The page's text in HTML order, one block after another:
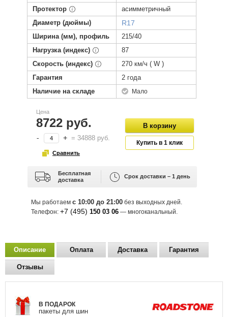
Протектор
асимметричный
Диаметр (дюймы)
R17
Ширина (мм), профиль
215/40
Нагрузка (индекс)
87
Скорость (индекс)
270 км/ч ( W )
Гарантия
2 года
Наличие на складе
Мало
Цена
8722 руб.
- + = 34888 руб.
Бесплатная
доставка
Срок доставки – 1 день
Мы работаем с 10:00 до 21:00 без выходных дней.
Телефон: +7 (495) 150 03 06 — многоканальный.
Описание Оплата Доставка Гарантия
Отзывы
В ПОДАРОК
пакеты для шин